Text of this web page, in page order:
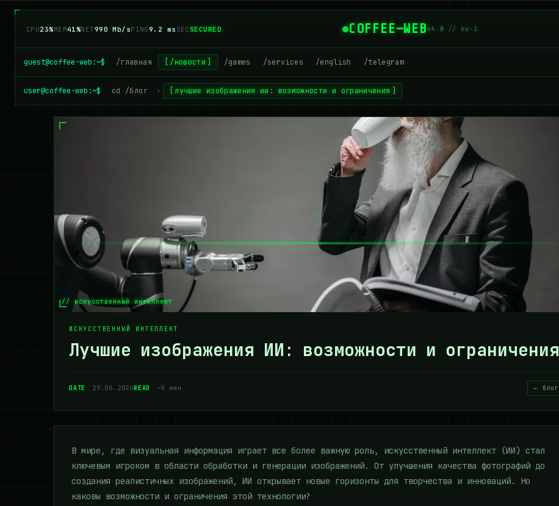
CPU22%MEM42%NET990 Mb/sPING9.2 ms SECSECURED COFFEE—WEBv4.0 // eu-1
guest@coffee-web:~$ /главная /новости /games /services /english /telegram
user@coffee-web:~$ cd /блог › лучшие изображения ии: возможности и ограничения
// искусственный интеллект
ИСКУССТВЕННЫЙ ИНТЕЛЛЕКТ
Лучшие изображения ИИ: возможности и ограничения
DATE 29.06.2026READ ~5 мин ← блог
В мире, где визуальная информация играет все более важную роль, искусственный интеллект (ИИ) стал
ключевым игроком в области обработки и генерации изображений. От улучшения качества фотографий до
создания реалистичных изображений, ИИ открывает новые горизонты для творчества и инноваций. Но
каковы возможности и ограничения этой технологии?